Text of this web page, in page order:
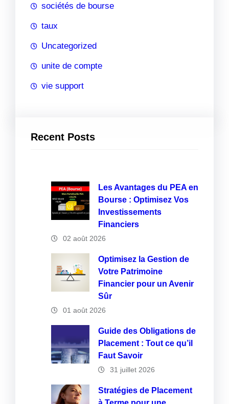
sociétés de bourse
taux
Uncategorized
unite de compte
vie support
Recent Posts
Les Avantages du PEA en
Bourse : Optimisez Vos
Investissements
Financiers
02 août 2026
Optimisez la Gestion de
Votre Patrimoine
Financier pour un Avenir
Sûr
01 août 2026
Guide des Obligations de
Placement : Tout ce qu’il
Faut Savoir
31 juillet 2026
Stratégies de Placement